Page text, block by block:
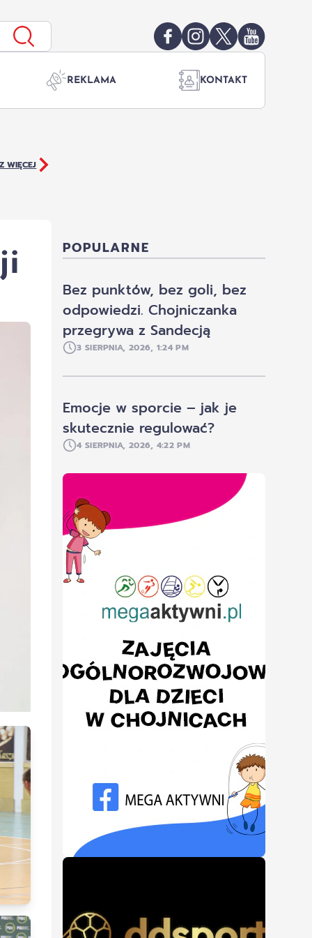
REKLAMA KONTAKT
WIĘCEJ
POPULARNE
Bez punktów, bez goli, bez
odpowiedzi. Chojniczanka
przegrywa z Sandecją
3 SIERPNIA, 2026, 1:24 PM
Emocje w sporcie – jak je
skutecznie regulować?
4 SIERPNIA, 2026, 4:22 PM